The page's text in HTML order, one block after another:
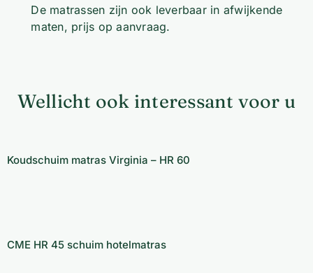
De matrassen zijn ook leverbaar in afwijkende
maten, prijs op aanvraag.
Wellicht ook interessant voor u
Koudschuim matras Virginia – HR 60
CME HR 45 schuim hotelmatras